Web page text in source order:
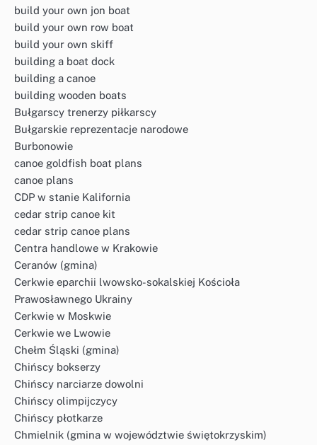
build your own jon boat
build your own row boat
build your own skiff
building a boat dock
building a canoe
building wooden boats
Bułgarscy trenerzy piłkarscy
Bułgarskie reprezentacje narodowe
Burbonowie
canoe goldfish boat plans
canoe plans
CDP w stanie Kalifornia
cedar strip canoe kit
cedar strip canoe plans
Centra handlowe w Krakowie
Ceranów (gmina)
Cerkwie eparchii lwowsko-sokalskiej Kościoła
Prawosławnego Ukrainy
Cerkwie w Moskwie
Cerkwie we Lwowie
Chełm Śląski (gmina)
Chińscy bokserzy
Chińscy narciarze dowolni
Chińscy olimpijczycy
Chińscy płotkarze
Chmielnik (gmina w województwie świętokrzyskim)